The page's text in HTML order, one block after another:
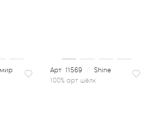
11569
Shine
100% арт шёлк